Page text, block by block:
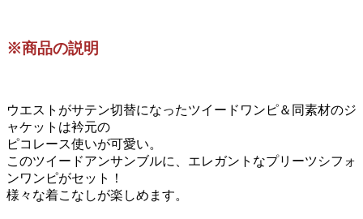
※商品の説明
ウエストがサテン切替になったツイードワンピ＆同素材のジ
ャケットは衿元の
ピコレース使いが可愛い。
このツイードアンサンブルに、エレガントなプリーツシフォ
ンワンピがセット！
様々な着こなしが楽しめます。